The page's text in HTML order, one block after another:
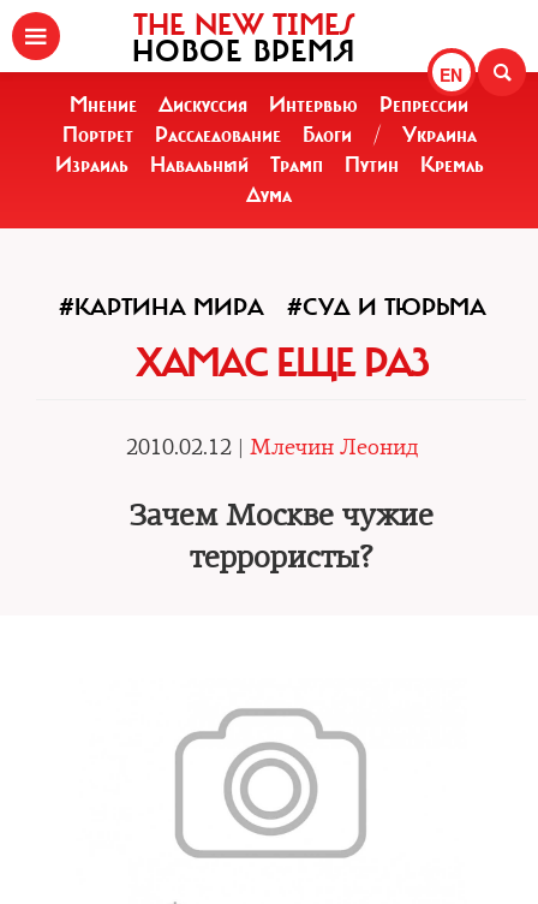
EN
THE NEW TIMES
НОВОЕ ВРЕМЯ
Мнение Дискуссия Интервью
Репрессии
Портрет
Расследование Блоги /
Украина
Израиль
Навальный Трамп Путин
Кремль
Дума
#КАРТИНА МИРА #СУД И ТЮРЬМА
ХАМАС ЕЩЕ РАЗ
2010.02.12 | Млечин Леонид
Зачем Москве чужие
террористы?